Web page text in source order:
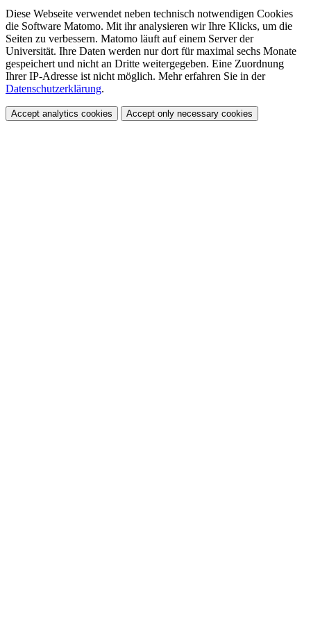
Diese Webseite verwendet neben technisch notwendigen Cookies
die Software Matomo. Mit ihr analysieren wir Ihre Klicks, um die
Seiten zu verbessern. Matomo läuft auf einem Server der
Universität. Ihre Daten werden nur dort für maximal sechs Monate
gespeichert und nicht an Dritte weitergegeben. Eine Zuordnung
Ihrer IP-Adresse ist nicht möglich. Mehr erfahren Sie in der
Datenschutzerklärung.
Accept analytics cookies Accept only necessary cookies